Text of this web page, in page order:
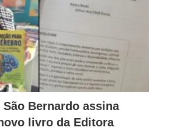
Bernardo assina
livro da Editora